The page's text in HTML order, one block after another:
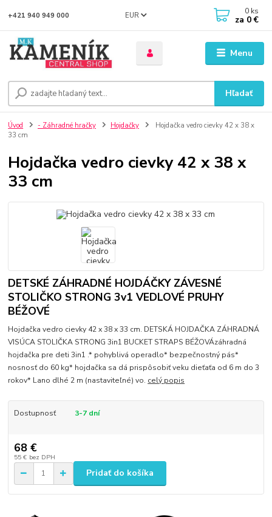
Menu
EUR
Hľadať
+421 940 949 000 0 ks
za 0 €
Úvod - Záhradné hračky Hojdačky
Hojdačka vedro cievky 42 x 38 x
33 cm
Hojdačka vedro cievky 42 x 38 x
33 cm
DETSKÉ ZÁHRADNÉ HOJDÁČKY ZÁVESNÉ
STOLIČKO STRONG 3v1 VEDLOVÉ PRUHY
BÉŽOVÉ
Hojdačka vedro cievky 42 x 38 x 33 cm. DETSKÁ HOJDAČKA ZÁHRADNÁ
VISÚCA STOLIČKA STRONG 3in1 BUCKET STRAPS BÉŽOVÁzáhradná
hojdačka pre deti 3in1 .* pohyblivá operadlo* bezpečnostný pás*
nosnosť do 60 kg* hojdačka sa dá prispôsobiť veku dieťaťa od 6 m do 3
rokov* Lano dlhé 2 m (nastaviteľné) vo. celý popis
Dostupnosť 3-7 dní
68 €
55 € bez DPH
Pridať do košíka